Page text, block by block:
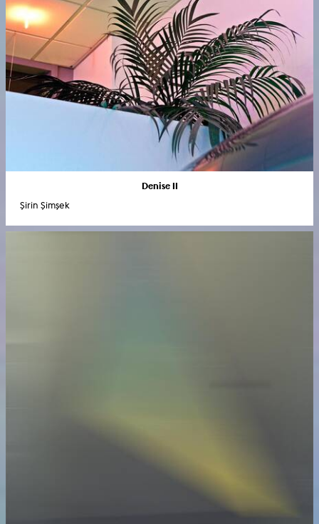
Denise II
Şirin Şimşek